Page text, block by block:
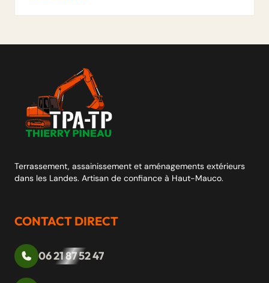
Terrassement, assainissement et aménagements extérieurs
dans les Landes. Artisan de confiance à Haut-Mauco.
CONTACT DIRECT
06 21 87 52 47